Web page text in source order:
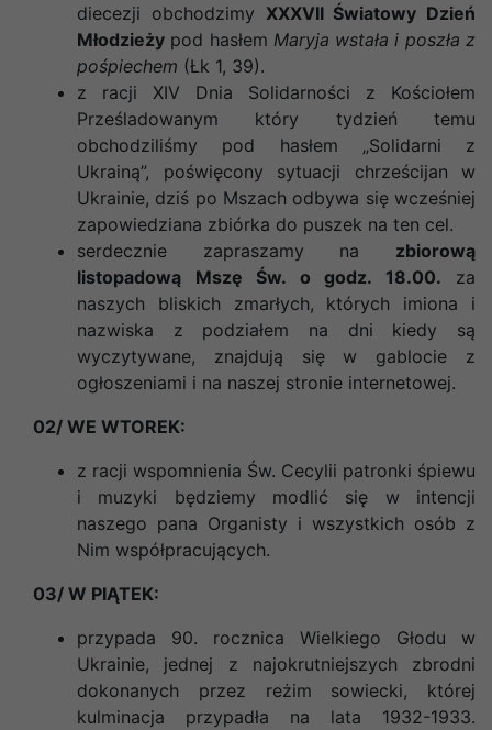
diecezji obchodzimy XXXVII Światowy Dzień
Młodzieży pod hasłem Maryja wstała i poszła z
pośpiechem (Łk 1, 39).
z racji XIV Dnia Solidarności z Kościołem
Prześladowanym który tydzień temu
obchodziliśmy pod hasłem „Solidarni z
Ukrainą”, poświęcony sytuacji chrześcijan w
Ukrainie, dziś po Mszach odbywa się wcześniej
zapowiedziana zbiórka do puszek na ten cel.
serdecznie zapraszamy na zbiorową
listopadową Mszę Św. o godz. 18.00. za
naszych bliskich zmarłych, których imiona i
nazwiska z podziałem na dni kiedy są
wyczytywane, znajdują się w gablocie z
ogłoszeniami i na naszej stronie internetowej.
02/ WE WTOREK:
z racji wspomnienia Św. Cecylii patronki śpiewu
i muzyki będziemy modlić się w intencji
naszego pana Organisty i wszystkich osób z
Nim współpracujących.
03/ W PIĄTEK:
przypada 90. rocznica Wielkiego Głodu w
Ukrainie, jednej z najokrutniejszych zbrodni
dokonanych przez reżim sowiecki, której
kulminacja przypadła na lata 1932-1933.